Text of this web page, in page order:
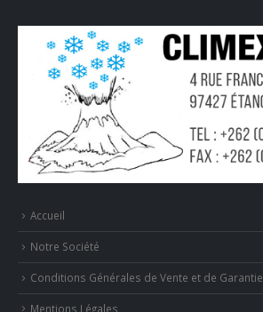
Accueil
Notre Société
Conditions Générales de Vente et de Garantie
Mentions Légales